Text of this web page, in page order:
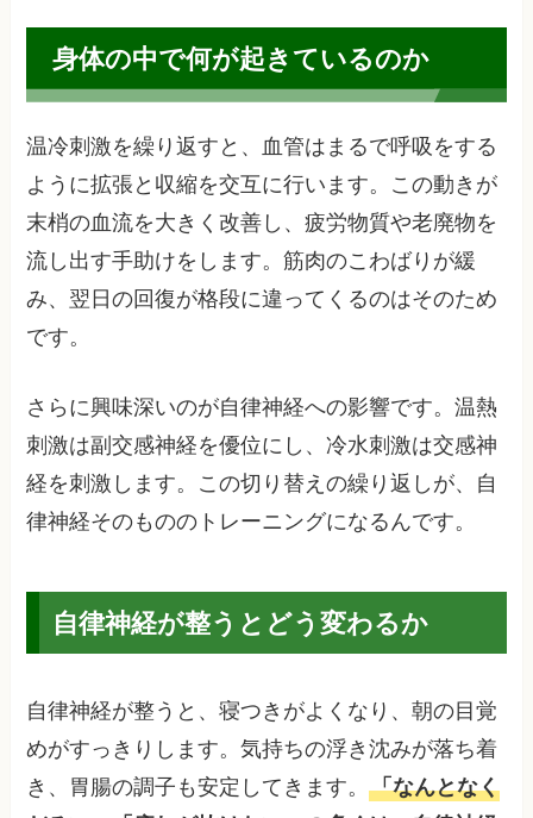
身体の中で何が起きているのか
温冷刺激を繰り返すと、血管はまるで呼吸をする
ように拡張と収縮を交互に行います。この動きが
末梢の血流を大きく改善し、疲労物質や老廃物を
流し出す手助けをします。筋肉のこわばりが緩
み、翌日の回復が格段に違ってくるのはそのため
です。
さらに興味深いのが自律神経への影響です。温熱
刺激は副交感神経を優位にし、冷水刺激は交感神
経を刺激します。この切り替えの繰り返しが、自
律神経そのもののトレーニングになるんです。
自律神経が整うとどう変わるか
自律神経が整うと、寝つきがよくなり、朝の目覚
めがすっきりします。気持ちの浮き沈みが落ち着
き、胃腸の調子も安定してきます。「なんとなく